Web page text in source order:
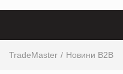
TradeMaster Новини B2B